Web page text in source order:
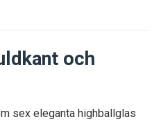
och
sex eleganta highballglas